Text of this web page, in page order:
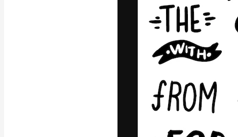
Copyright © 2010-